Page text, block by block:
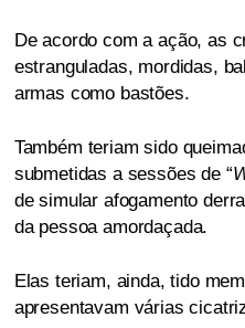
De acordo com a ação, as
estranguladas, mordidas,
armas como bastões.
Também teriam sido
submetidas a sessões de “
de simular afogamento
da pessoa amordaçada.
Elas teriam, ainda, tido
apresentavam várias